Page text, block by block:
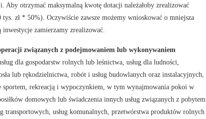
Aby otrzymać maksymalną kwotę dotacji należałoby zrealizować
zł * 50%). Oczywiście zawsze możemy wnioskować o mniejsza
zamierzamy zrealizować.
związanych z podejmowaniem lub wykonywaniem
dla gospodarstw rolnych lub leśnictwa, usług dla ludności,
lub rękodzielnictwa, robót i usług budowlanych oraz instalacyjnych,
sportem, rekreacją i wypoczynkiem, w tym wynajmowania pokoi w
domowych lub świadczenia innych usług związanych z pobytem
transportowych, usług komunalnych, przetwórstwa produktów rolnych